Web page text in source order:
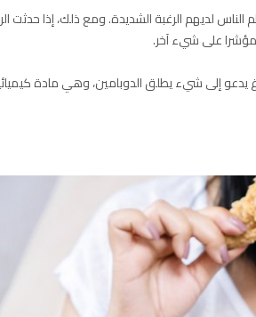
لديهم الرغبة الشديدة. ومع ذلك، إذا حدثت
مؤشرا على شيء آخر.
يدعو إلى شيء يطلق الدوبامين، وهي مادة